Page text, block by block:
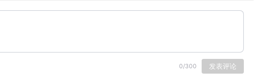
0/300 发表评论